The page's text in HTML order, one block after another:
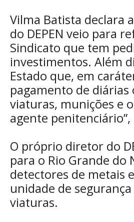
Vilma Batista declara
do DEPEN veio para
Sindicato que tem
investimentos. Além
Estado que, em
pagamento de diárias
viaturas, munições e
agente penitenciário”,
O próprio diretor do
para o Rio Grande
detectores de metais
unidade de
viaturas.